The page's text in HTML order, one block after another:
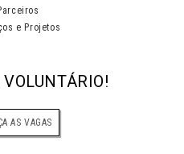
e Projetos
AS VAGAS